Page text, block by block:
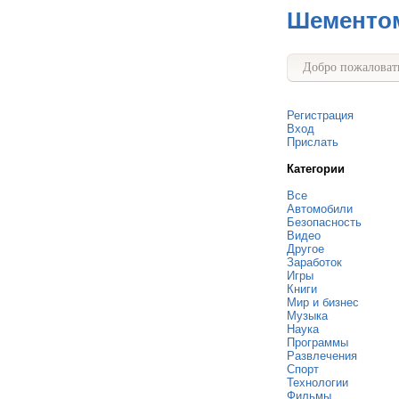
Добро
Регистрация
Вход
Прислать
Категории
Все
Автомобили
Безопасность
Видео
Другое
Заработок
Игры
Книги
Мир и бизнес
Музыка
Наука
Программы
Развлечения
Спорт
Технологии
Фильмы